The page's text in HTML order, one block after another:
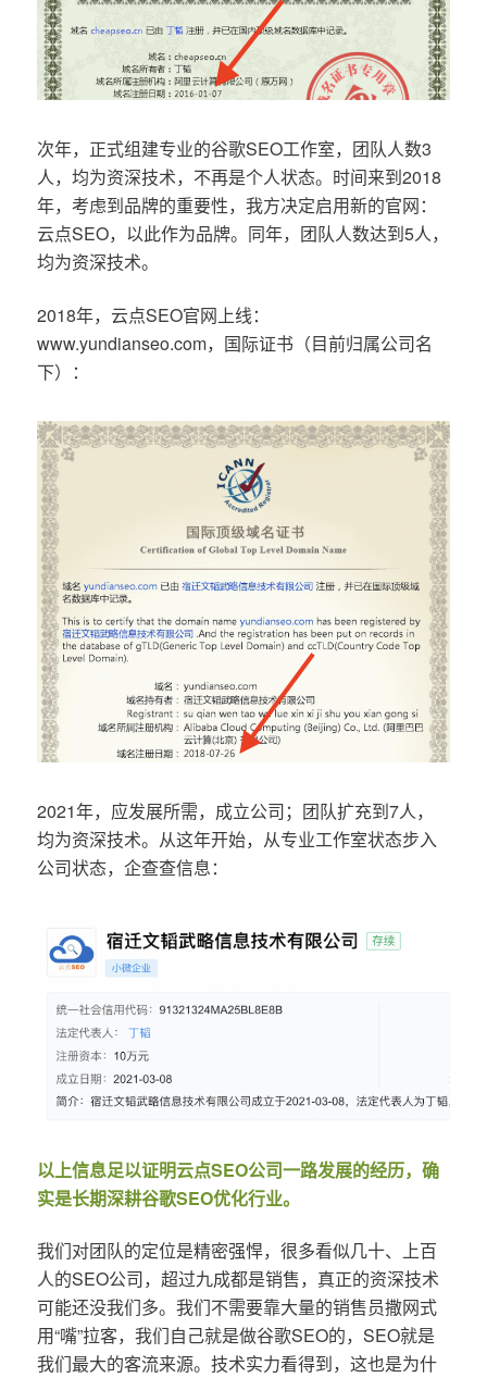
次年，正式组建专业的谷歌SEO工作室，团队人数3
人，均为资深技术，不再是个人状态。时间来到2018
年，考虑到品牌的重要性，我方决定启用新的官网：
云点SEO，以此作为品牌。同年，团队人数达到5人，
均为资深技术。
2018年，云点SEO官网上线：
www.yundianseo.com，国际证书（目前归属公司名
下）：
2021年，应发展所需，成立公司；团队扩充到7人，
均为资深技术。从这年开始，从专业工作室状态步入
公司状态，企查查信息：
以上信息足以证明云点SEO公司一路发展的经历，确
实是长期深耕谷歌SEO优化行业。
我们对团队的定位是精密强悍，很多看似几十、上百
人的SEO公司，超过九成都是销售，真正的资深技术
可能还没我们多。我们不需要靠大量的销售员撒网式
用“嘴”拉客，我们自己就是做谷歌SEO的，SEO就是
我们最大的客流来源。技术实力看得到，这也是为什